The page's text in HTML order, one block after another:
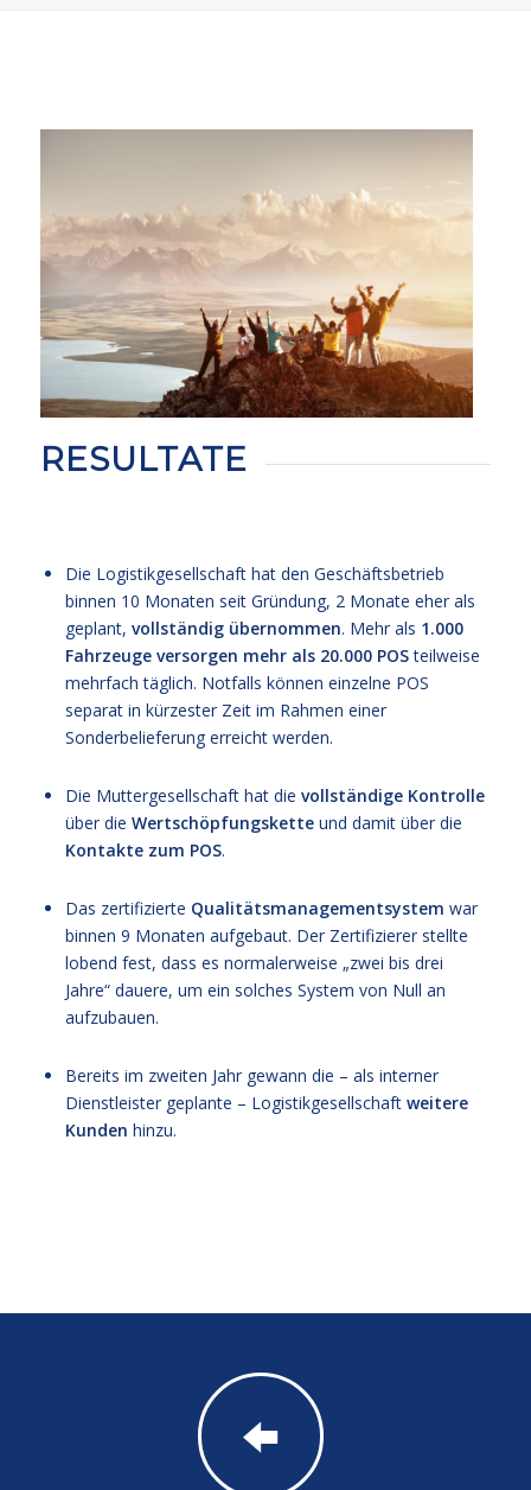
RESULTATE
Die Logistikgesellschaft hat den Geschäftsbetrieb
binnen 10 Monaten seit Gründung, 2 Monate eher als
geplant, vollständig übernommen. Mehr als 1.000
Fahrzeuge versorgen mehr als 20.000 POSteilweise
mehrfach täglich. Notfalls können einzelne POS
separat in kürzester Zeit im Rahmen einer
Sonderbelieferung erreicht werden.
Die Muttergesellschaft hat die vollständige Kontrolle
über die Wertschöpfungsketteund damit über die
Kontakte zum POS.
Das zertifizierte Qualitätsmanagementsystem war
binnen 9 Monaten aufgebaut. Der Zertifizierer stellte
lobend fest, dass es normalerweise „zwei bis drei
Jahre“ dauere, um ein solches System von Null an
aufzubauen.
Bereits im zweiten Jahr gewann die – als interner
Dienstleister geplante – Logistikgesellschaft weitere
Kunden hinzu.